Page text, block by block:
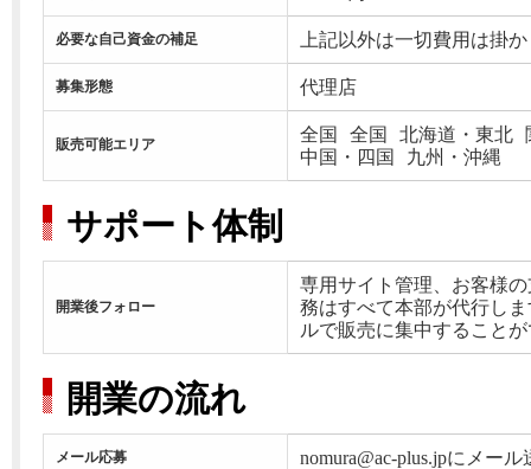
必要な自己資金の補足 上記以外は一切費用は掛
募集形態 代理店
販売可能エリア 全国 全国 北海道・東北
中国・四国
九州・沖縄
サポート体制
開業後フォロー
専用サイト管理、お客様
務はすべて本部が代行し
ルで販売に集中すること
開業の流れ
メール応募 nomura@ac-plus.jpにメール